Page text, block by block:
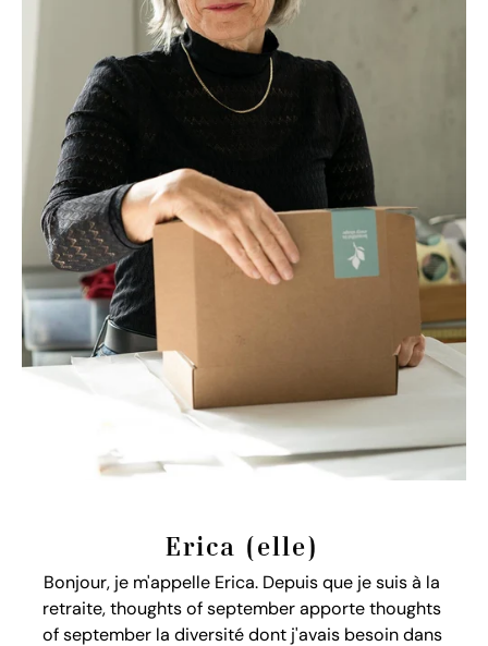
Erica (elle)
Bonjour, je m'appelle Erica. Depuis que je suis à la
retraite, thoughts of september apporte thoughts
of september la diversité dont j'avais besoin dans